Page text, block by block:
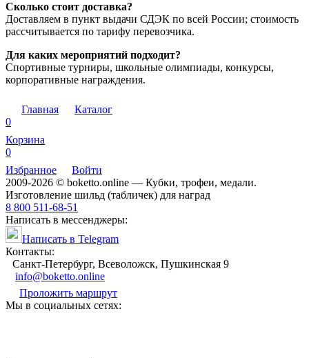
Сколько стоит доставка?
Доставляем в пункт выдачи СДЭК по всей России; стоимость
рассчитывается по тарифу перевозчика.
Для каких мероприятий подходит?
Спортивные турниры, школьные олимпиады, конкурсы,
корпоративные награждения.
Главная
Каталог
0
Корзина
0
Избранное
Войти
2009-2026 © boketto.online — Кубки, трофеи, медали.
Изготовление шильд (табличек) для наград
8 800 511-68-51
Написать в мессенджеры:
Написать в Telegram
Контакты:
Санкт-Петербург, Всеволожск, Пушкинская 9
info@boketto.online
Проложить маршрут
Мы в социальных сетях: